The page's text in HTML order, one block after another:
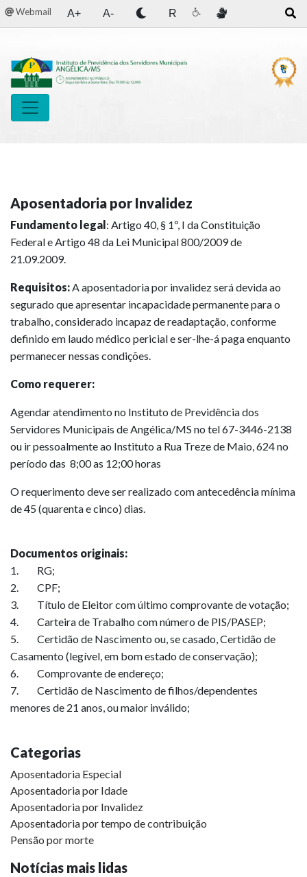
Webmail A+ A- R
Aposentadoria por Invalidez
Fundamento legal : Artigo 40, § 1º, I da Constituição
Federal e Artigo 48 da Lei Municipal 800/2009 de
21.09.2009.
Requisitos:A aposentadoria por invalidez será devida ao
segurado que apresentar incapacidade permanente para o
trabalho, considerado incapaz de readaptação, conforme
definido em laudo médico pericial e ser-lhe-á paga enquanto
permanecer nessas condições.
Como requerer:
Agendar atendimento no Instituto de Previdência dos
Servidores Municipais de Angélica/MS no tel 67-3446-2138
ou ir pessoalmente ao Instituto a Rua Treze de Maio, 624 no
período das 8;00 as 12;00 horas
O requerimento deve ser realizado com antecedência mínima
de 45 (quarenta e cinco) dias.
Documentos originais:
1. RG;
2. CPF;
3. Título de Eleitor com último comprovante de votação;
4. Carteira de Trabalho com número de PIS/PASEP;
5. Certidão de Nascimento ou, se casado, Certidão de
Casamento (legível, em bom estado de conservação);
6. Comprovante de endereço;
7. Certidão de Nascimento de filhos/dependentes
menores de 21 anos, ou maior inválido;
Categorias
Aposentadoria Especial
Aposentadoria por Idade
Aposentadoria por Invalidez
Aposentadoria por tempo de contribuição
Pensão por morte
Notícias mais lidas